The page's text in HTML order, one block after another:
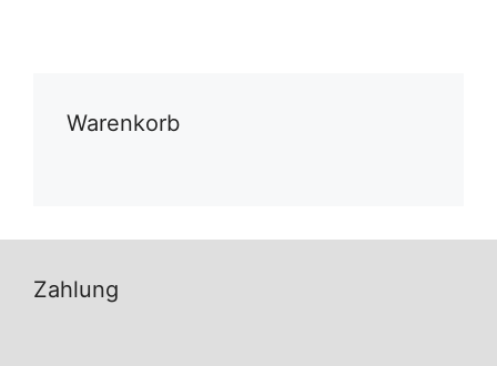
Warenkorb
Zahlung